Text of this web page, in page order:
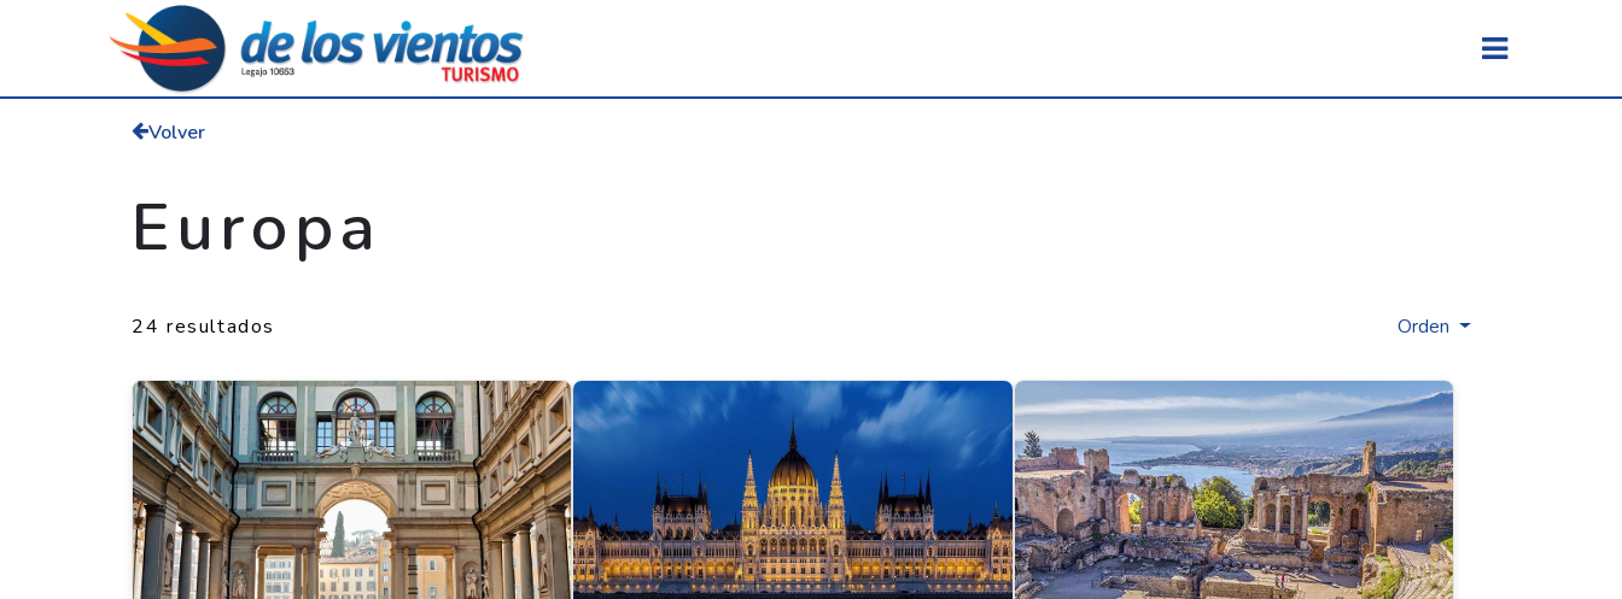
Volver
Europa
24 resultados Orden